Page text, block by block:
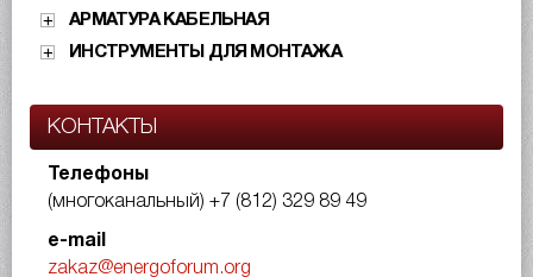
АРМАТУРА КАБЕЛЬНАЯ
ИНСТРУМЕНТЫ ДЛЯ МОНТАЖА
КОНТАКТЫ
Телефоны
(многоканальный) +7 (812) 329 89 49
e-mail
zakaz@energoforum.org